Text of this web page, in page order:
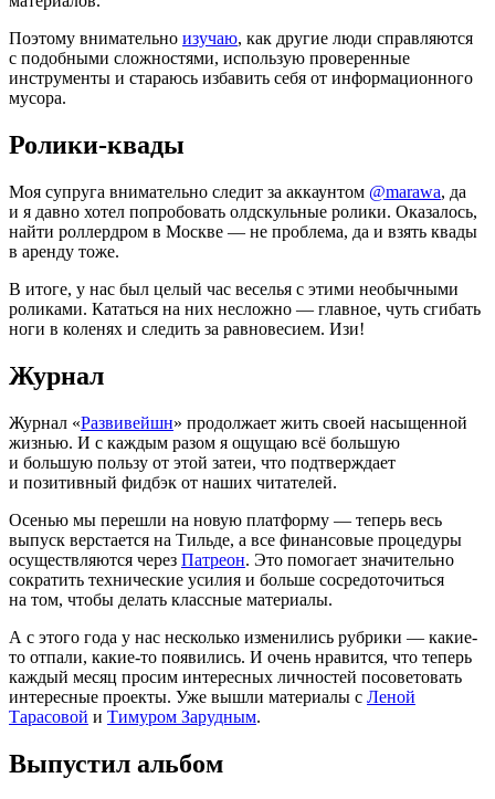
Поэтому внимательно изучаю, как другие люди справляются
с подобными сложностями, использую проверенные
инструменты и стараюсь избавить себя от информационного
мусора.
Ролики-квады
Моя супруга внимательно следит за аккаунтом @marawa, да
и я давно хотел попробовать олдскульные ролики. Оказалось,
найти роллердром в Москве — не проблема, да и взять квады
в аренду тоже.
В итоге, у нас был целый час веселья с этими необычными
роликами. Кататься на них несложно — главное, чуть сгибать
ноги в коленях и следить за равновесием. Изи!
Журнал
Журнал «Развивейшн» продолжает жить своей насыщенной
жизнью. И с каждым разом я ощущаю всё большую
и большую пользу от этой затеи, что подтверждает
и позитивный фидбэк от наших читателей.
Осенью мы перешли на новую платформу — теперь весь
выпуск верстается на Тильде, а все финансовые процедуры
осуществляются через Патреон. Это помогает значительно
сократить технические усилия и больше сосредоточиться
на том, чтобы делать классные материалы.
А с этого года у нас несколько изменились рубрики — какие-
то отпали, какие-то появились. И очень нравится, что теперь
каждый месяц просим интересных личностей посоветовать
интересные проекты. Уже вышли материалы с Леной
Тарасовой и Тимуром Зарудным.
Выпустил альбом